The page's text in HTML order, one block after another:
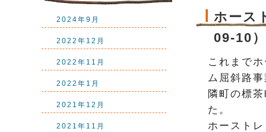
ホース
09-10）
これまで
ム屈斜路
隣町の標
た。
ホースト
2024年9月
2022年12月
2022年11月
2022年1月
2021年12月
2021年11月